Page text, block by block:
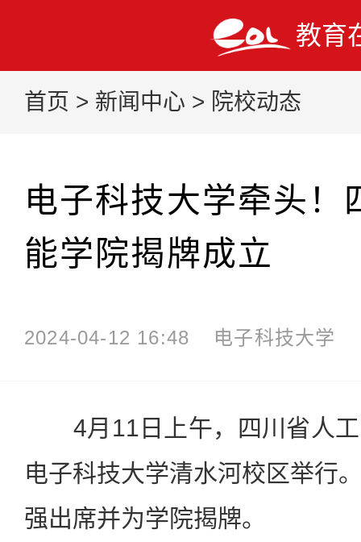
教育
首页 > 新闻中心 > 院校动态
电子科技大学牵头！
能学院揭牌成立
2024-04-12 16:48 电子科技大学
4月11日上午，四川省人工
电子科技大学清水河校区举行
强出席并为学院揭牌。